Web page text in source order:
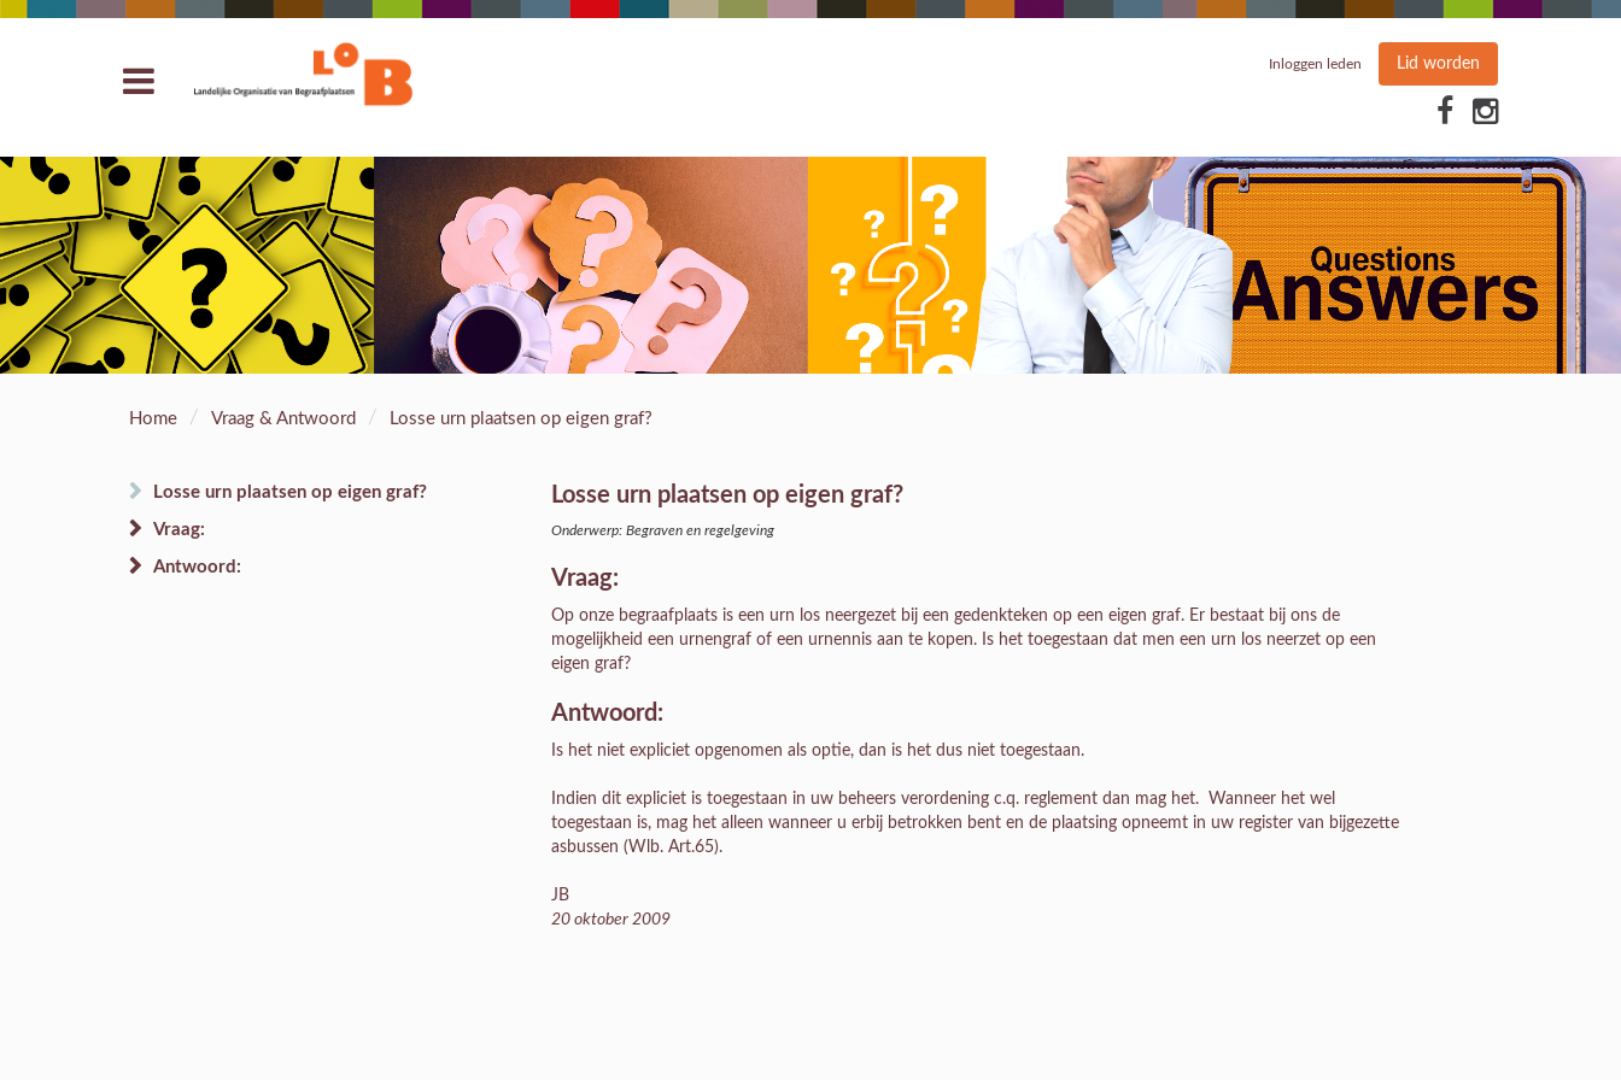
Inloggen leden Lid worden
Home / Vraag & Antwoord / Losse urn plaatsen op eigen graf?
Losse urn plaatsen op eigen graf?
Vraag:
Antwoord:
Losse urn plaatsen op eigen graf?
Onderwerp: Begraven en regelgeving
Vraag:
Op onze begraafplaats is een urn los neergezet bij een gedenkteken op een eigen graf. Er bestaat bij ons de
mogelijkheid een urnengraf of een urnennis aan te kopen. Is het toegestaan dat men een urn los neerzet op een
eigen graf?
Antwoord:
Is het niet expliciet opgenomen als optie, dan is het dus niet toegestaan.
Indien dit expliciet is toegestaan in uw beheers verordening c.q. reglement dan mag het. Wanneer het wel
toegestaan is, mag het alleen wanneer u erbij betrokken bent en de plaatsing opneemt in uw register van bijgezette
asbussen (Wlb. Art.65).
JB
20 oktober 2009